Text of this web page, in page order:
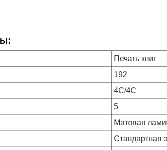
Печать книг
192
4С/4С
5
Матовая
Стандартная